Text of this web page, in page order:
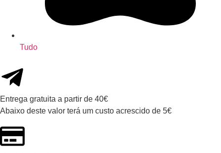
Tudo
Entrega gratuita a partir de 40€
Abaixo deste valor terá um custo acrescido de 5€